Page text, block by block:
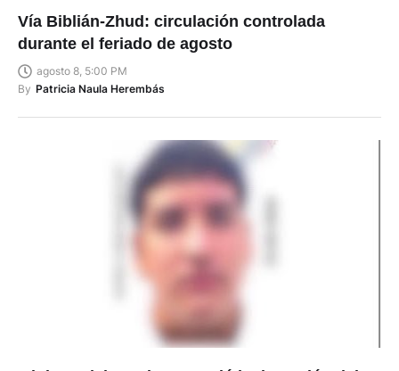
Vía Biblián-Zhud: circulación controlada
durante el feriado de agosto
agosto 8, 5:00 PM
By Patricia Naula Herembás